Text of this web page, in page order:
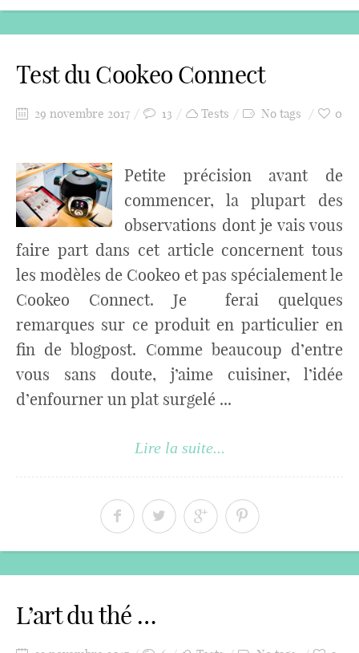
Test du Cookeo Connect
29 novembre 2017 13 Tests No tags 0
Petite précision avant de
commencer, la plupart des
observations dont je vais vous
faire part dans cet article concernent tous
les modèles de Cookeo et pas spécialement le
Cookeo Connect. Je ferai quelques
remarques sur ce produit en particulier en
fin de blogpost. Comme beaucoup d’entre
vous sans doute, j’aime cuisiner, l’idée
d’enfourner un plat surgelé ...
Lire la suite...
L’art du thé …